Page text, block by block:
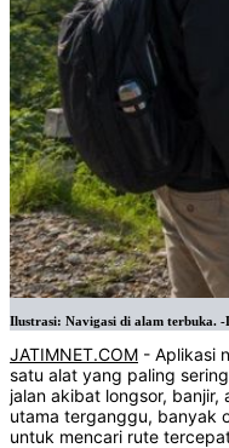
Ilustrasi: Navigasi di alam terbuka. -
JATIMNET.COM - Aplikasi
satu alat yang paling
jalan akibat longsor,
utama terganggu, banyak
untuk mencari rute